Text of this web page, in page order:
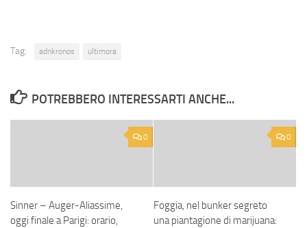
Tag: adnkronos ultimora
POTREBBERO INTERESSARTI ANCHE...
0
Sinner – Auger-Aliassime,
oggi finale a Parigi: orario,
0
Foggia, nel bunker segreto
una piantagione di marijuana: